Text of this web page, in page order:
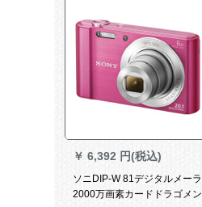
￥ 6,392 円(税込)
ソニDIP-W 81デジタルメーラ
2000万画素カードドラゴメン